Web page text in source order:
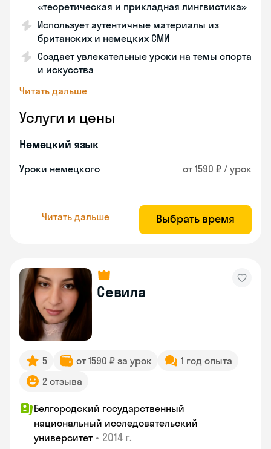
«теоретическая и прикладная лингвистика»
Использует аутентичные материалы из
британских и немецких СМИ
Создает увлекательные уроки на темы спорта
и искусства
Читать дальше
Услуги и цены
Немецкий язык
Уроки немецкого от 1590 ₽ / урок
Читать дальше Выбрать время
Севила
5 от 1590 ₽ за урок
1 год опыта
2 отзыва
Белгородский государственный
национальный исследовательский
университет • 2014 г.